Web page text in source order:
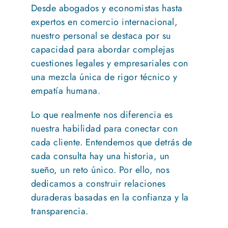
Desde abogados y economistas hasta
expertos en comercio internacional,
nuestro personal se destaca por su
capacidad para abordar complejas
cuestiones legales y empresariales con
una mezcla única de rigor técnico y
empatía humana.
Lo que realmente nos diferencia es
nuestra habilidad para conectar con
cada cliente. Entendemos que detrás de
cada consulta hay una historia, un
sueño, un reto único. Por ello, nos
dedicamos a construir relaciones
duraderas basadas en la confianza y la
transparencia.